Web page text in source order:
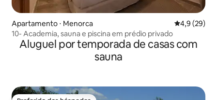
Apartamento ⋅ Menorca 4,9 de uma
4,9 (29)
10- Academia, sauna e piscina em prédio privado
Aluguel por temporada de casas com
sauna